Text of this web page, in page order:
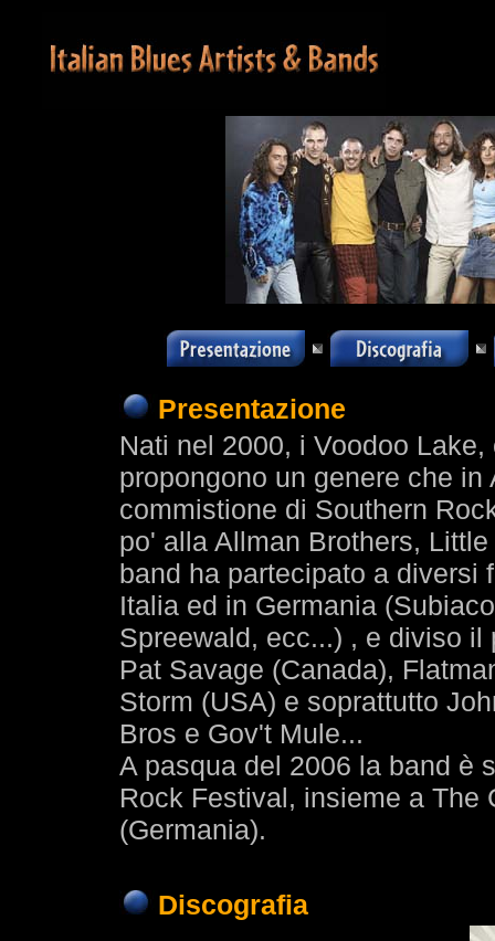
Presentazione
Nati nel 2000, i Voodoo
propongono un genere che
commistione di Southern
po' alla Allman Brothers,
band ha partecipato a diversi
Italia ed in Germania
Spreewald, ecc...) , e diviso
Pat Savage (Canada),
Storm (USA) e soprattutto
Bros e Gov't Mule...
A pasqua del 2006 la band è
Rock Festival, insieme a The
(Germania).
Discografia